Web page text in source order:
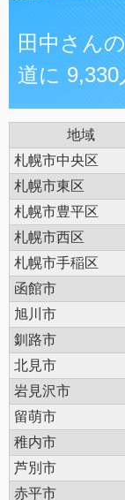
田中さん
道に 9,330
地域
札幌市中央区
札幌市東区
札幌市豊平区
札幌市西区
札幌市手稲区
函館市
旭川市
釧路市
北見市
岩見沢市
留萌市
稚内市
芦別市
赤平市